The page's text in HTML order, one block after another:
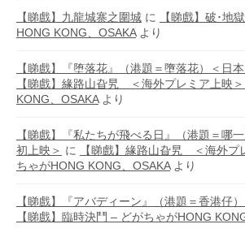
【睇戲】九龍城寨之圍城 に
【睇戲】破･地
HONG KONG、OSAKAより
【睇戲】『堕落花』（港題＝墮落花）＜日
【睇戲】緣路山旮旯 ＜海外プレミア上映
KONG、OSAKAより
【睇戲】『私たちが飛べる日』（港題＝哪
初上映＞ に
【睇戲】緣路山旮旯 ＜海外プ
ちゃがHONG KONG、OSAKAより
【睇戲】『アバディーン』（港題＝香港仔
【睇戲】臨時決鬥 – どがちゃがHONG